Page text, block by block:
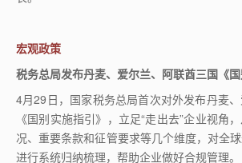
宏观政策
税务总局发布丹麦、爱尔兰、阿联酋三国《国
4月29 日，国家税务总局首次对外发布丹麦
《国别实施指引》，立足“走出去”企业视角
况、重要条款和征管要求等几个维度，对全
进行系统归纳梳理，帮助企业做好合规管理。